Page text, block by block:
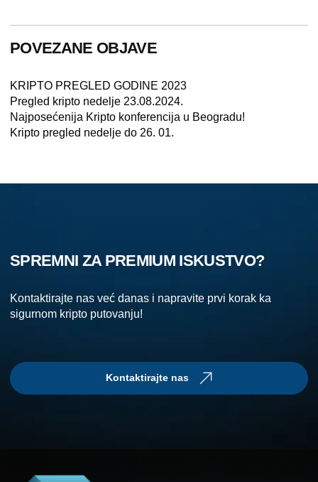
POVEZANE OBJAVE
KRIPTO PREGLED GODINE 2023
Pregled kripto nedelje 23.08.2024.
Najposećenija Kripto konferencija u Beogradu!
Kripto pregled nedelje do 26. 01.
SPREMNI ZA PREMIUM ISKUSTVO?
Kontaktirajte nas već danas i napravite prvi korak ka
sigurnom kripto putovanju!
Kontaktirajte nas